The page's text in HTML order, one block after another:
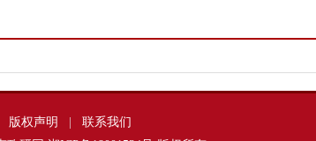
版权声明
联系我们